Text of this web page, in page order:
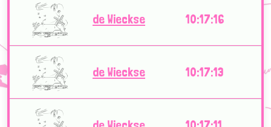
de Wieckse 10:17:16
de Wieckse 10:17:13